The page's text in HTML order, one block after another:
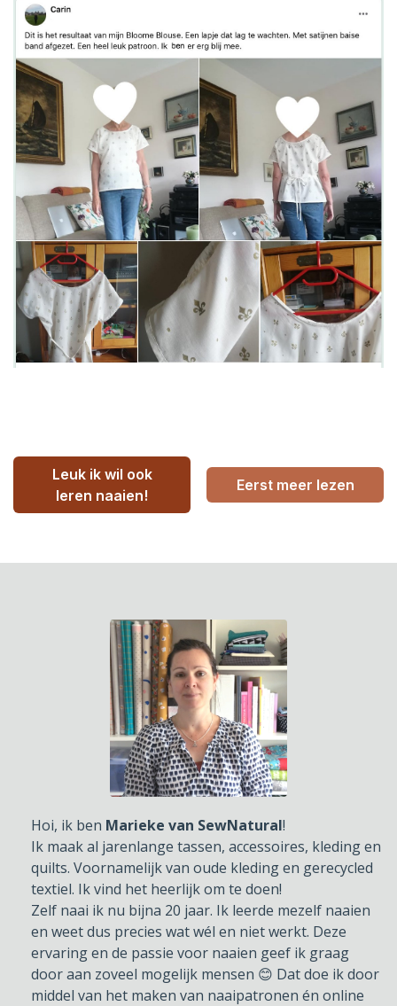
Leuk ik wil ook
leren naaien!
Eerst meer lezen
Hoi, ik ben Marieke van SewNatural!
Ik maak al jarenlange tassen, accessoires, kleding en
quilts. Voornamelijk van oude kleding en gerecycled
textiel. Ik vind het heerlijk om te doen!
Zelf naai ik nu bijna 20 jaar. Ik leerde mezelf naaien
en weet dus precies wat wél en niet werkt. Deze
ervaring en de passie voor naaien geef ik graag
door aan zoveel mogelijk mensen 😊 Dat doe ik door
middel van het maken van naaipatronen én online